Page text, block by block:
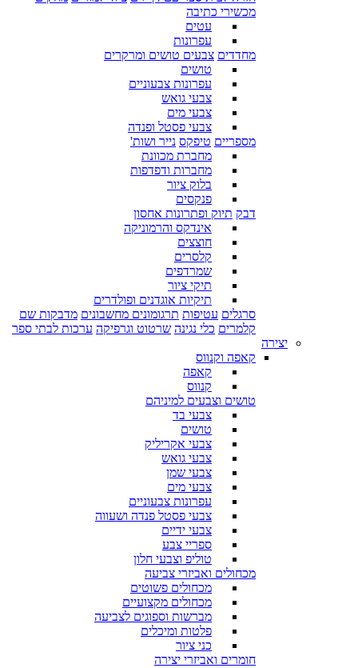
מכשירי כתיבה
עטים
עפרונות
מחדדים צבעים טושים ומרקרים
טושים
עפרונות צבעוניים
צבעי גואש
צבעי מים
צבעי פסטל ופנדה
מספריים טיפקס נייר ושות'
מחברת מכוונת
מחברות ודפדפות
בלוק ציור
פנקסים
דבק תיוק ופתרונות אחסון
אינדקס והרמוניקה
חוצצים
קלסרים
שמרדפים
תיקי ציור
תיקיות אוגדנים ופולדרים
סרגלים עטיפות תרגומונים מחשבונים מדבקות שם
קלמרים כלי נגינה שרטוט וגרפיקה ערכות לבתי ספר
יצירה
קאפה וקנווס
קאפה
קנווס
טושים וצבעים למיניהם
צבעי בד
טושים
צבעי אקריליק
צבעי גואש
צבעי שמן
צבעי מים
עפרונות צבעוניים
צבעי פסטל פנדה ושעווה
צבעי ידיים
ספריי צבע
טוליפ וצבעי חלון
מכחולים ואביזרי צביעה
מכחולים פשוטים
מכחולים מקצועיים
מברשות וספוגים לצביעה
פלטות ומיכלים
כני ציור
חומרים ואביזרי יצירה